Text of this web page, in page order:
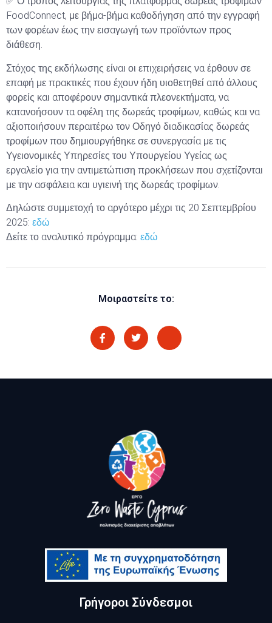
FoodConnect, με βήμα-βήμα καθοδήγηση από την εγγραφή
των φορέων έως την εισαγωγή των προϊόντων προς
διάθεση.
Στόχος της εκδήλωσης είναι οι επιχειρήσεις να έρθουν σε
επαφή με πρακτικές που έχουν ήδη υιοθετηθεί από άλλους
φορείς και αποφέρουν σημαντικά πλεονεκτήματα, να
κατανοήσουν τα οφέλη της δωρεάς τροφίμων, καθώς και να
αξιοποιήσουν περαιτέρω τον Οδηγό διαδικασίας δωρεάς
τροφίμων που δημιουργήθηκε σε συνεργασία με τις
Υγειονομικές Υπηρεσίες του Υπουργείου Υγείας ως
εργαλείο για την αντιμετώπιση προκλήσεων που σχετίζονται
με την ασφάλεια και υγιεινή της δωρεάς τροφίμων.
Δηλώστε συμμετοχή το αργότερο μέχρι τις 20 Σεπτεμβρίου
2025: εδώ
Δείτε το αναλυτικό πρόγραμμα: εδώ
Μοιραστείτε το:
Γρήγοροι Σύνδεσμοι